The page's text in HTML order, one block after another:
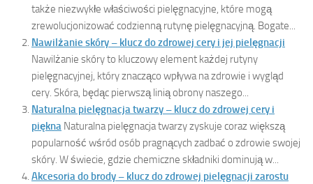
także niezwykłe właściwości pielęgnacyjne, które mogą
zrewolucjonizować codzienną rutynę pielęgnacyjną. Bogate...
Nawilżanie skóry – klucz do zdrowej cery i jej pielęgnacji
Nawilżanie skóry to kluczowy element każdej rutyny
pielęgnacyjnej, który znacząco wpływa na zdrowie i wygląd
cery. Skóra, będąc pierwszą linią obrony naszego...
Naturalna pielęgnacja twarzy – klucz do zdrowej cery i
piękna Naturalna pielęgnacja twarzy zyskuje coraz większą
popularność wśród osób pragnących zadbać o zdrowie swojej
skóry. W świecie, gdzie chemiczne składniki dominują w...
Akcesoria do brody – klucz do zdrowej pielęgnacji zarostu